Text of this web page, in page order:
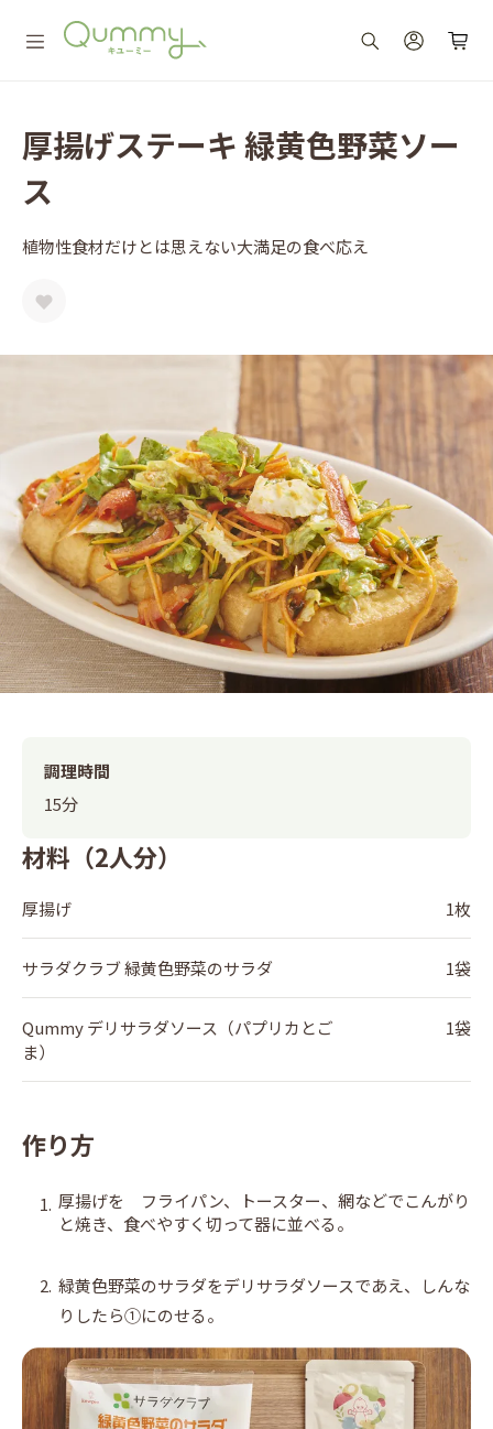
厚揚げステーキ 緑黄色野菜ソー
ス
植物性食材だけとは思えない大満足の食べ応え
材料（2人分）
厚揚げ 1枚
サラダクラブ 緑黄色野菜のサラダ 1袋
Qummy デリサラダソース（パプリカとご
ま）
1袋
作り方
1. 厚揚げを フライパン、トースター、網などでこんがり
と焼き、食べやすく切って器に並べる。
2. 緑黄色野菜のサラダをデリサラダソースであえ、しんな
りしたら①にのせる。
調理時間
15分